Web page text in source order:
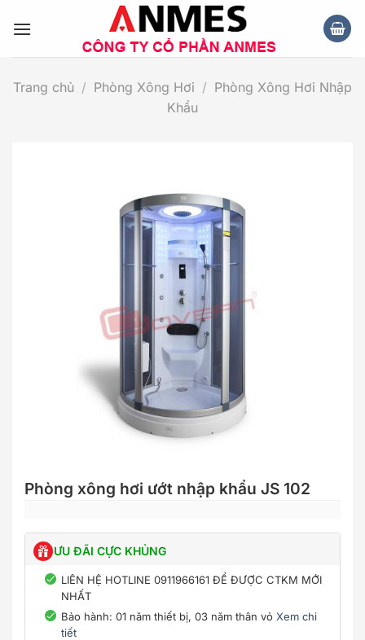
đến
Trang chủ / Phòng Xông Hơi / Phòng Xông Hơi Nhập
Khẩu
Phòng xông hơi ướt nhập khẩu JS 102
ƯU ĐÃI CỰC KHỦNG
LIÊN HỆ HOTLINE 0911966161 ĐỂ ĐƯỢC CTKM MỚI
NHẤT
Bảo hành: 01 năm thiết bị, 03 năm thân vỏ Xem chi
tiết